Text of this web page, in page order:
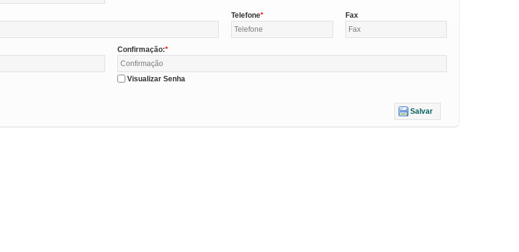
Telefone Fax
Confirmação:
Visualizar Senha
Salvar